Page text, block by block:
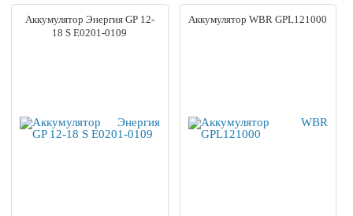
Аккумулятор Энергия GP 12-
18 S Е0201-0109
Аккумулятор WBR GPL121000